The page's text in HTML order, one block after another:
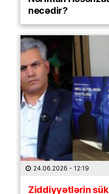
necədir?
24.06.2026 - 12:19
Ziddiyyətlərin